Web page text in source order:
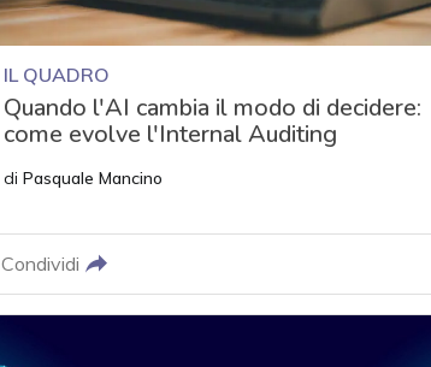
IL QUADRO
Quando l'AI cambia il modo di decidere:
come evolve l'Internal Auditing
di Pasquale Mancino
Condividi